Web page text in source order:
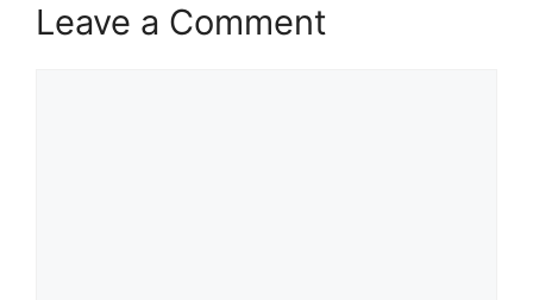
Leave a Comment